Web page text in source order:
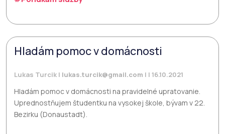
Hladám pomoc v domácnosti
Lukas Turcik | lukas.turcik@gmail.com | | 16.10.2021
Hladám pomoc v domácnosti na pravidelné upratovanie.
Uprednostňujem študentku na vysokej škole, bývam v 22.
Bezirku (Donaustadt).